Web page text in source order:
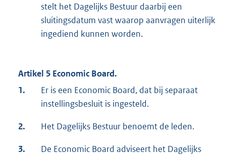
stelt het Dagelijks Bestuur daarbij een
sluitingsdatum vast waarop aanvragen uiterlijk
ingediend kunnen worden.
Artikel 5 Economic Board.
1.
Er is een Economic Board, dat bij separaat
instellingsbesluit is ingesteld.
2. Het Dagelijks Bestuur benoemt de leden.
3.
De Economic Board adviseert het Dagelijks